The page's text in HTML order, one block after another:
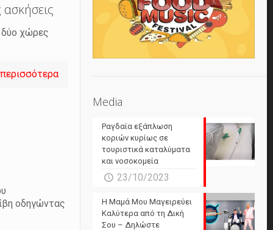
ασκήσεις
δύο χώρες
οδηγώντας
Media
Ραγδαία εξάπλωση
κοριών κυρίως σε
τουριστικά καταλύματα
και νοσοκομεία
23/10/2023
Η Μαμά Μου Μαγειρεύει
Καλύτερα από τη Δική
Σου – Δηλώστε